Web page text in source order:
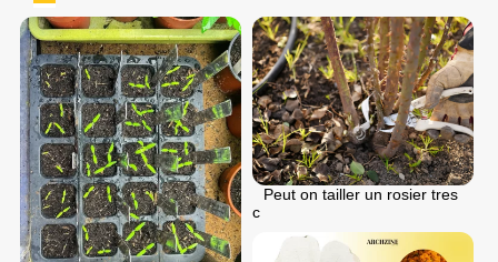
Peut on tailler un rosier tres
c